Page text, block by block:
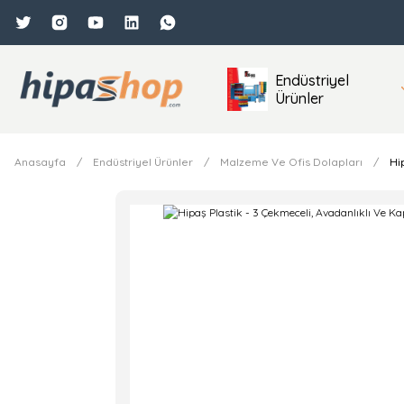
Endüstriyel
Ürünler
Anasayfa Endüstriyel Ürünler Malzeme Ve Ofis Dolapları